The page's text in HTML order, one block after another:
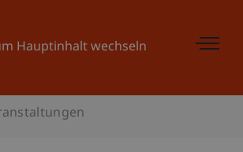
Hauptinhalt wechseln